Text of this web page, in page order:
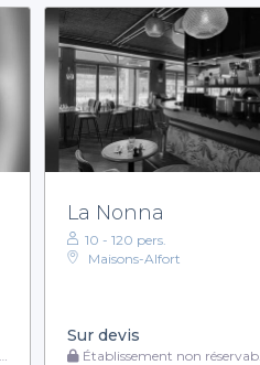
La Nonna
10 - 120 pers.
Maisons-Alfort
Sur devis
Établissement non réservable